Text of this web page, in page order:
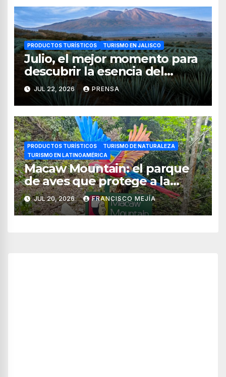
PRODUCTOS TURÍSTICOS TURISMO EN JALISCO
Julio, el mejor momento para
descubrir la esencia del
tequila en Jalisco
JUL 22, 2026 PRENSA
PRODUCTOS TURÍSTICOS
TURISMO DE NATURALEZA
TURISMO EN LATINOAMÉRICA
Macaw Mountain: el parque
de aves que protege a la
guacamaya roja en Honduras
JUL 20, 2026 FRANCISCO MEJÍA